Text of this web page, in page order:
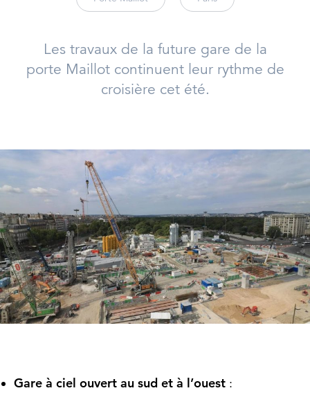
Les travaux de la future gare de la
porte Maillot continuent leur rythme de
croisière cet été.
Gare à ciel ouvert au sud et à l’ouest :